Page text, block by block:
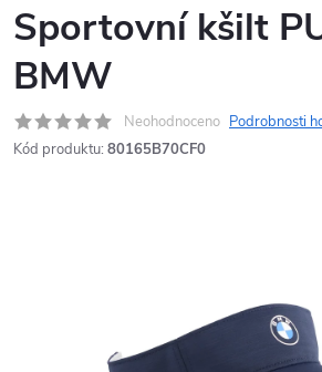
Sportovní kšilt
BMW
Neohodnoceno Podrobnosti
Kód produktu: 80165B70CF0